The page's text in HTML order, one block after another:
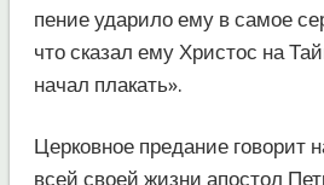
пение ударило ему в самое
что сказал ему Христос на
начал плакать».
Церковное предание говорит
всей своей жизни апостол